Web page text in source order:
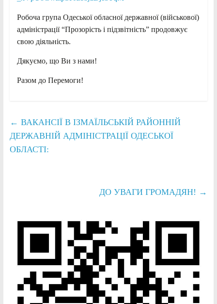
Робоча група Одеської обласної державної (військової)
адміністрації “Прозорість і підзвітність” продовжує
свою діяльність.
Дякуємо, що Ви з нами!
Разом до Перемоги!
← ВАКАНСІЇ В ІЗМАЇЛЬСЬКІЙ РАЙОННІЙ
ДЕРЖАВНІЙ АДМІНІСТРАЦІЇ ОДЕСЬКОЇ
ОБЛАСТІ:
ДО УВАГИ ГРОМАДЯН! →